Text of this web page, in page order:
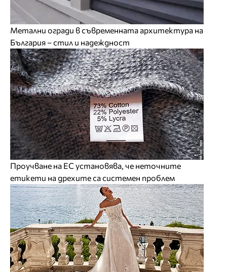
Метални огради в съвременната архитектура на
България – стил и надеждност
Проучване на ЕС установява, че неточните
етикети на дрехите са системен проблем